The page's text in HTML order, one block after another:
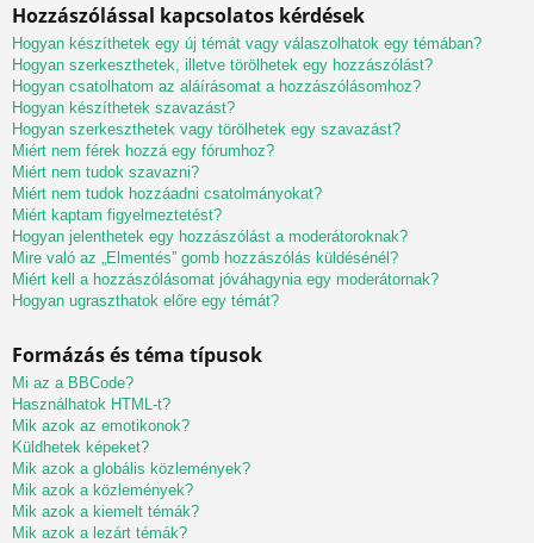
Hozzászólással kapcsolatos kérdések
Hogyan készíthetek egy új témát vagy válaszolhatok egy témában?
Hogyan szerkeszthetek, illetve törölhetek egy hozzászólást?
Hogyan csatolhatom az aláírásomat a hozzászólásomhoz?
Hogyan készíthetek szavazást?
Hogyan szerkeszthetek vagy törölhetek egy szavazást?
Miért nem férek hozzá egy fórumhoz?
Miért nem tudok szavazni?
Miért nem tudok hozzáadni csatolmányokat?
Miért kaptam figyelmeztetést?
Hogyan jelenthetek egy hozzászólást a moderátoroknak?
Mire való az „Elmentés” gomb hozzászólás küldésénél?
Miért kell a hozzászólásomat jóváhagynia egy moderátornak?
Hogyan ugraszthatok előre egy témát?
Formázás és téma típusok
Mi az a BBCode?
Használhatok HTML-t?
Mik azok az emotikonok?
Küldhetek képeket?
Mik azok a globális közlemények?
Mik azok a közlemények?
Mik azok a kiemelt témák?
Mik azok a lezárt témák?